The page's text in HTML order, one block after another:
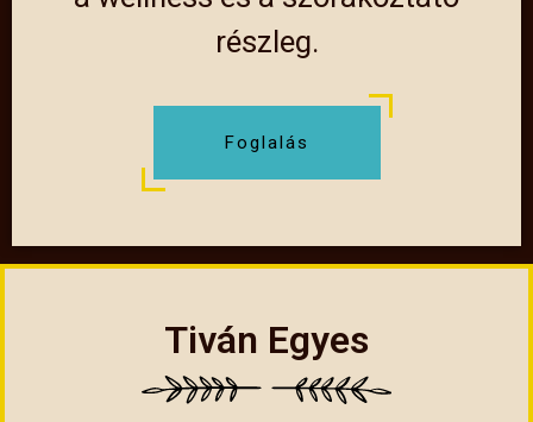
részleg.
Foglalás
Tiván Egyes